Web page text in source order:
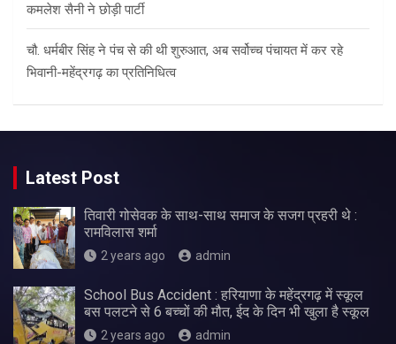
कमलेश सैनी ने छोड़ी पार्टी
चौ. धर्मबीर सिंह ने पंच से की थी शुरुआत, अब सर्वोच्च पंचायत में कर रहे
भिवानी-महेंद्रगढ़ का प्रतिनिधित्व
Latest Post
तिवारी गोसेवक के साथ-साथ समाज के सजग प्रहरी थे :
रामविलास शर्मा
2 years ago admin
School Bus Accident : हरियाणा के महेंद्रगढ़ में स्कूल
बस पलटने से 6 बच्चों की मौत, ईद के दिन भी खुला है स्कूल
2 years ago admin